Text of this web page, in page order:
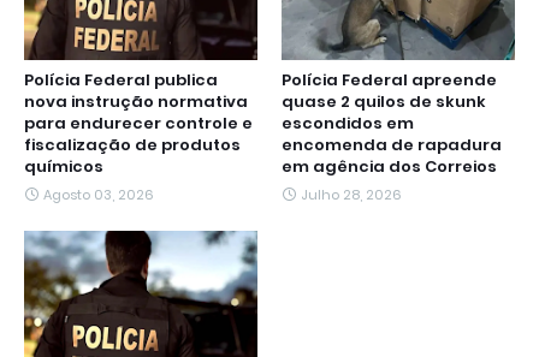
Polícia Federal publica
nova instrução normativa
para endurecer controle e
fiscalização de produtos
químicos
Agosto 03, 2026
Polícia Federal apreende
quase 2 quilos de skunk
escondidos em
encomenda de rapadura
em agência dos Correios
Julho 28, 2026